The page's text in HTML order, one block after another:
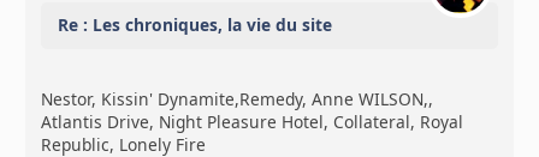
Re : Les chroniques, la vie du site
Nestor, Kissin' Dynamite,Remedy, Anne WILSON,,
Atlantis Drive, Night Pleasure Hotel, Collateral, Royal
Republic, Lonely Fire